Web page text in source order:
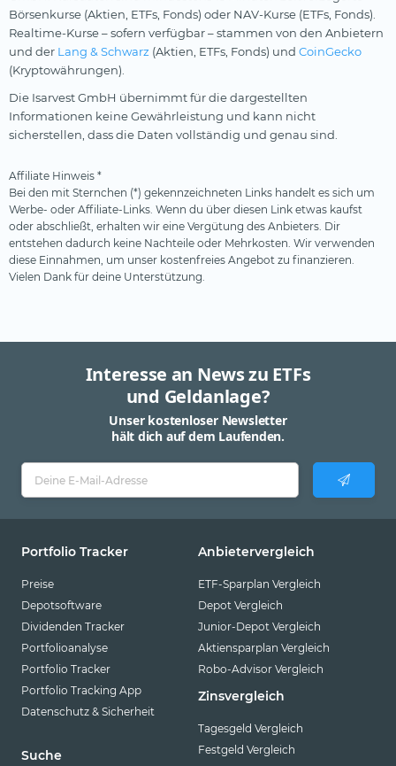
Börsenkurse (Aktien, ETFs, Fonds) oder NAV-Kurse (ETFs, Fonds).
Realtime-Kurse – sofern verfügbar – stammen von den Anbietern
und der Lang & Schwarz (Aktien, ETFs, Fonds) und CoinGecko
(Kryptowährungen).
Die Isarvest GmbH übernimmt für die dargestellten
Informationen keine Gewährleistung und kann nicht
sicherstellen, dass die Daten vollständig und genau sind.
Affiliate Hinweis *
Bei den mit Sternchen (*) gekennzeichneten Links handelt es sich um
Werbe- oder Affiliate-Links. Wenn du über diesen Link etwas kaufst
oder abschließt, erhalten wir eine Vergütung des Anbieters. Dir
entstehen dadurch keine Nachteile oder Mehrkosten. Wir verwenden
diese Einnahmen, um unser kostenfreies Angebot zu finanzieren.
Vielen Dank für deine Unterstützung.
Interesse an News zu ETFs
und Geldanlage?
Unser kostenloser Newsletter
hält dich auf dem Laufenden.
Portfolio Tracker
Preise
Depotsoftware
Dividenden Tracker
Portfolioanalyse
Portfolio Tracker
Portfolio Tracking App
Datenschutz & Sicherheit
Suche
Anbietervergleich
ETF-Sparplan Vergleich
Depot Vergleich
Junior-Depot Vergleich
Aktiensparplan Vergleich
Robo-Advisor Vergleich
Zinsvergleich
Tagesgeld Vergleich
Festgeld Vergleich